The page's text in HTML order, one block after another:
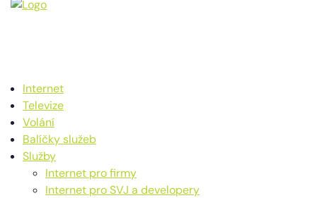
Internet
Televize
Volání
Balíčky služeb
Služby
Internet pro firmy
Internet pro SVJ a developery